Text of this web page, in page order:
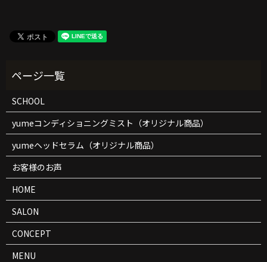
SCHOOL
yumeコンディショニングミスト（オリジナル商品）
yumeヘッドセラム（オリジナル商品）
お客様のお声
HOME
SALON
CONCEPT
MENU